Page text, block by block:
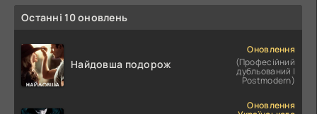
Останні 10 оновлень
Найдовша подорож
Оновлення
(Професійний
дубльований |
Postmodern)
Оновлення